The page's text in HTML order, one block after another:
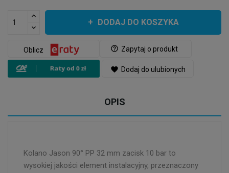
DODAJ DO KOSZYKA
help_outline Zapytaj o produkt
Oblicz
favorite Dodaj do ulubionych
OPIS
Kolano Jason 90° PP 32 mm zacisk 10 bar to
wysokiej jakości element instalacyjny, przeznaczony